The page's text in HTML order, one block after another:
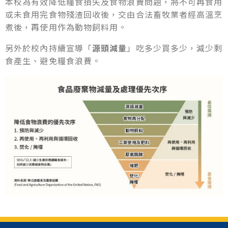
或未食用完食物殘渣回收後，交由合法畜牧業者經高溫烹
煮後，再使用作為動物飼料用。
另外於校內持續宣導「源頭減量 」吃多少買多少，減少剩
食產生、避免糧食浪費。